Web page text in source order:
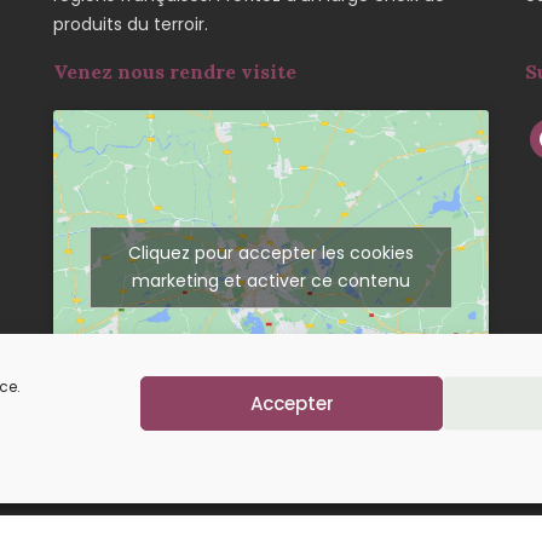
Accepter
produits du terroir.
Venez nous rendre visite
Cliquez pour accepter les cookies
marketing et activer ce contenu